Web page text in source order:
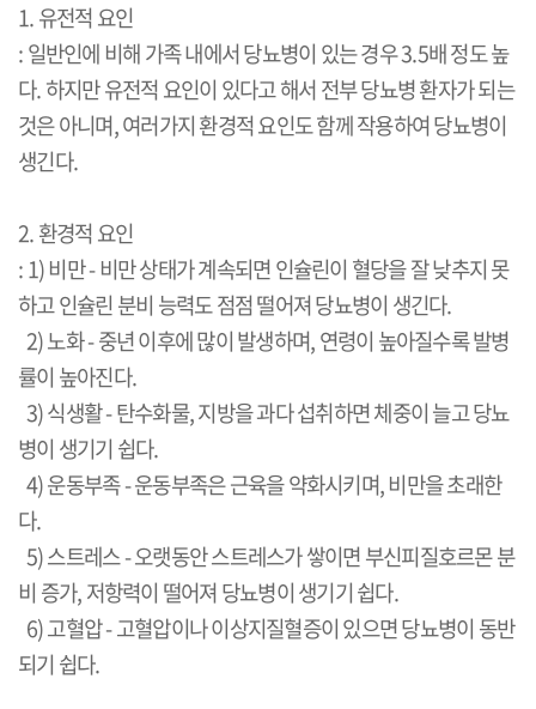
1. 유전적 요인
: 일반인에 비해 가족 내에서 당뇨병이 있는 경우 3.5배 정도 높
다. 하지만 유전적 요인이 있다고 해서 전부 당뇨병 환자가 되는
것은 아니며, 여러가지 환경적 요인도 함께 작용하여 당뇨병이
생긴다.
2. 환경적 요인
: 1) 비만 - 비만 상태가 계속되면 인슐린이 혈당을 잘 낮추지 못
하고 인슐린 분비 능력도 점점 떨어져 당뇨병이 생긴다.
2) 노화 - 중년 이후에 많이 발생하며, 연령이 높아질수록 발병
률이 높아진다.
3) 식생활 - 탄수화물, 지방을 과다 섭취하면 체중이 늘고 당뇨
병이 생기기 쉽다.
4) 운동부족 - 운동부족은 근육을 약화시키며, 비만을 초래한
다.
5) 스트레스 - 오랫동안 스트레스가 쌓이면 부신피질호르몬 분
비 증가, 저항력이 떨어져 당뇨병이 생기기 쉽다.
6) 고혈압 - 고혈압이나 이상지질혈증이 있으면 당뇨병이 동반
되기 쉽다.